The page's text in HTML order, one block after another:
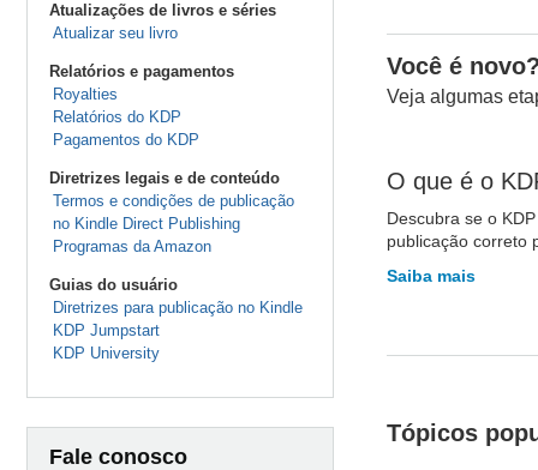
Atualizações de livros e séries
Atualizar seu livro
Relatórios e pagamentos
Royalties
Relatórios do KDP
Pagamentos do KDP
Diretrizes legais e de conteúdo
Termos e condições de publicação
no Kindle Direct Publishing
Programas da Amazon
Guias do usuário
Diretrizes para publicação no Kindle
KDP Jumpstart
KDP University
Fale conosco
Você é
Veja algumas
O que é o
Descubra se o
publicação correto
Saiba mais
Tópicos